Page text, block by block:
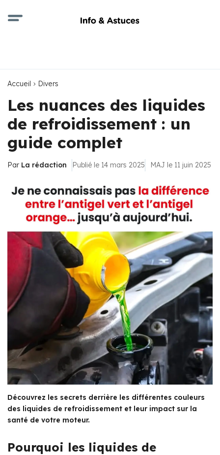
Accueil Divers
Les nuances des liquides
de refroidissement : un
guide complet
Par La rédaction Publié le 14 mars 2025 MAJ le 11 juin 2025
Découvrez les secrets derrière les différentes couleurs
des liquides de refroidissement et leur impact sur la
santé de votre moteur.
Pourquoi les liquides de